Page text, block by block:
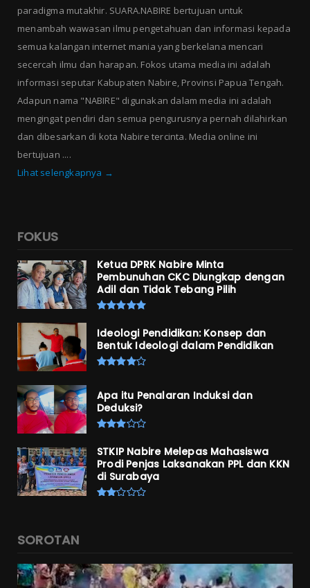
paradigma mutakhir. SUARA.NABIRE bertujuan untuk
menambah wawasan ilmu pengetahuan dan informasi kepada
semua kalangan internet mania yang berkelana mencari
secercah ilmu dan harapan. Fokos utama media ini adalah
informasi seputar Kabupaten Nabire, Provinsi Papua Tengah.
Adapun nama "NABIRE" digunakan dalam media ini adalah
mengingat pendiri dan semua pengurusnya pernah dilahirkan
dan dibesarkan di kota Nabire tercinta. Media online ini
bertujuan ....
Lihat selengkapnya →
FOKUS
Ketua DPRK Nabire Minta
Pembunuhan CKC Diungkap dengan
Adil dan Tidak Tebang Pilih
Ideologi Pendidikan: Konsep dan
Bentuk Ideologi dalam Pendidikan
Apa itu Penalaran Induksi dan
Deduksi?
STKIP Nabire Melepas Mahasiswa
Prodi Penjas Laksanakan PPL dan KKN
di Surabaya
SOROTAN